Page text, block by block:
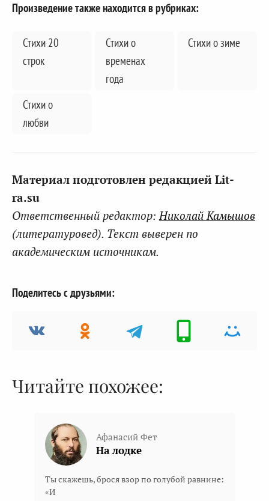
Произведение также находится в рубриках:
Стихи 20
строк
Стихи о
временах
года
Стихи о зиме
Стихи о
любви
Материал подготовлен редакцией Lit-
ra.su
Ответственный редактор:Николай Камышов
(литературовед). Текст выверен по
академическим источникам.
Поделитесь с друзьями:
Читайте похожее:
Афанасий Фет
На лодке
Ты скажешь, брося взор по голубой равнине:
«И